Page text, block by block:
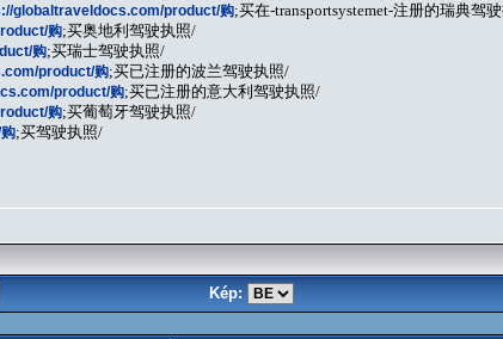
globaltraveldocs.com/product/购;买在-transportsystemet-注册的瑞典驾
购;买奥地利驾驶执照/
购;买瑞士驾驶执照/
product/购;买已注册的波兰驾驶执照/
product/购;买已注册的意大利驾驶执照/
购;买葡萄牙驾驶执照/
;买驾驶执照/
Kép: